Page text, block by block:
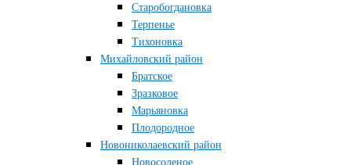
Старобогдановка
Терпенье
Тихоновка
Михайловский район
Братское
Зразковое
Марьяновка
Плодородное
Новониколаевский район
Новосоленое